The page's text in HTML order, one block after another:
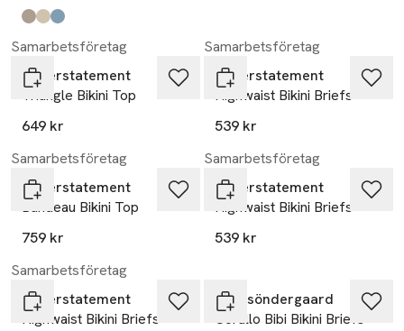
Produkten finns i färgerna:
Dusty Rose
Mocha Brown
Dazzling Blue
Samarbetsföretag
Understatement
Triangle Bikini Top
649 kr
Samarbetsföretag
Understatement
Highwaist Bikini Briefs
539 kr
Samarbetsföretag
Understatement
Bandeau Bikini Top
759 kr
Samarbetsföretag
Understatement
Highwaist Bikini Briefs
539 kr
Samarbetsföretag
Understatement
Highwaist Bikini Briefs
Becksöndergaard
Corallo Bibi Bikini Briefs